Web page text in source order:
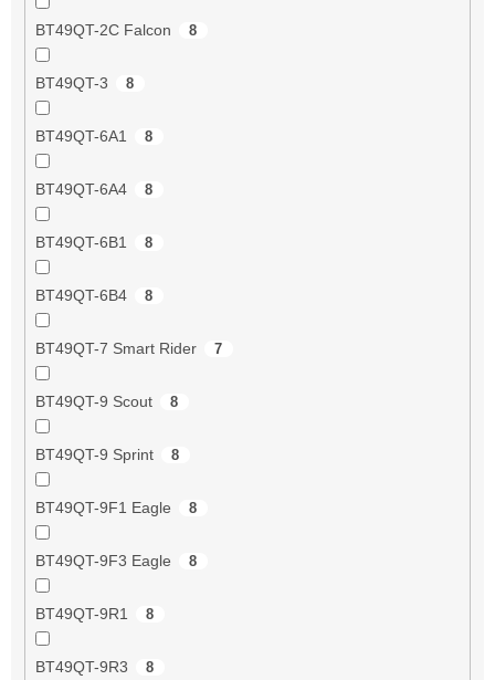
BT49QT-2C Falcon 8
BT49QT-3 8
BT49QT-6A1 8
BT49QT-6A4 8
BT49QT-6B1 8
BT49QT-6B4 8
BT49QT-7 Smart Rider 7
BT49QT-9 Scout 8
BT49QT-9 Sprint 8
BT49QT-9F1 Eagle 8
BT49QT-9F3 Eagle 8
BT49QT-9R1 8
BT49QT-9R3 8